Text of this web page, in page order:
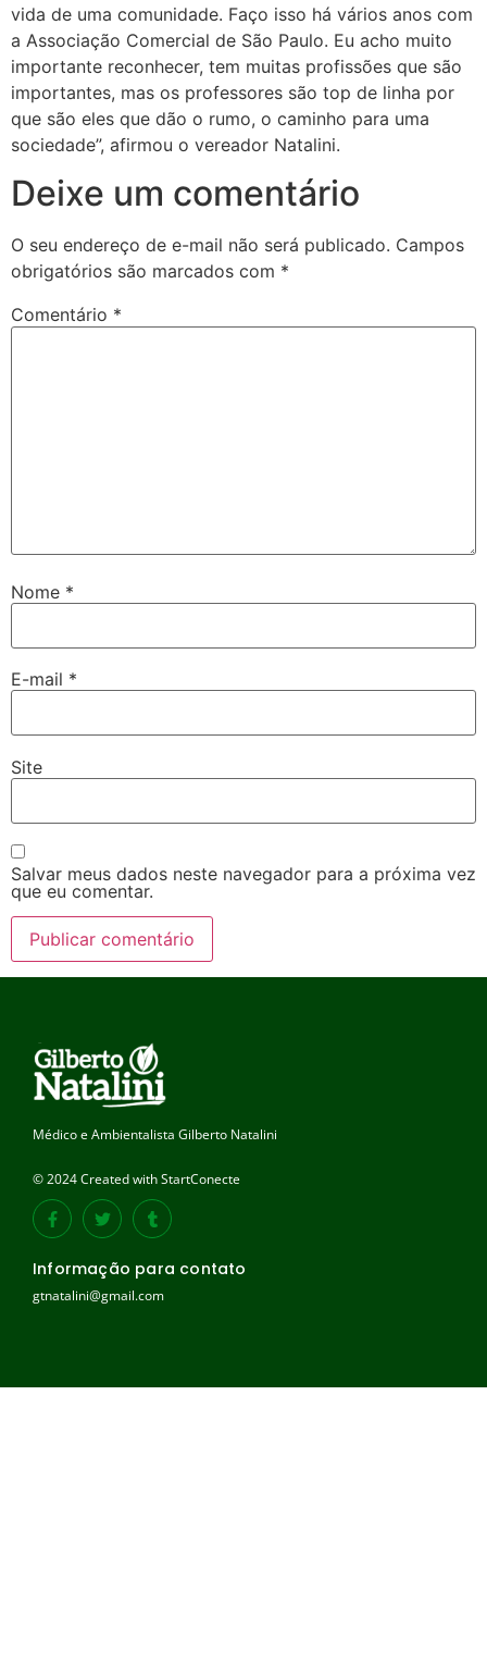
vida de uma comunidade. Faço isso há vários anos com
a Associação Comercial de São Paulo. Eu acho muito
importante reconhecer, tem muitas profissões que são
importantes, mas os professores são top de linha por
que são eles que dão o rumo, o caminho para uma
sociedade”, afirmou o vereador Natalini.
Deixe um comentário
O seu endereço de e-mail não será publicado. Campos
obrigatórios são marcados com *
Comentário *
Nome *
E-mail *
Site
Salvar meus dados neste navegador para a próxima vez
que eu comentar.
Médico e Ambientalista Gilberto Natalini
© 2024 Created with StartConecte
Informação para contato
gtnatalini@gmail.com